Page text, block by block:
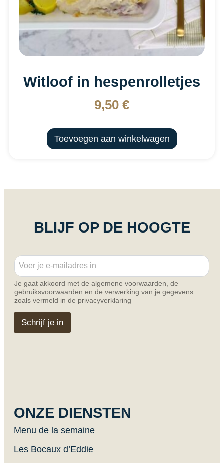
Witloof in hespenrolletjes
9,50 €
Toevoegen aan winkelwagen
BLIJF OP DE HOOGTE
m
a
i
l
E
E
m
i
l
Je gaat akkoord met de algemene voorwaarden, de
gebruiksvoorwaarden en de verwerking van je gegevens
zoals vermeld in de privacyverklaring
Schrijf je in
ONZE DIENSTEN
Menu de la semaine
Les Bocaux d’Eddie